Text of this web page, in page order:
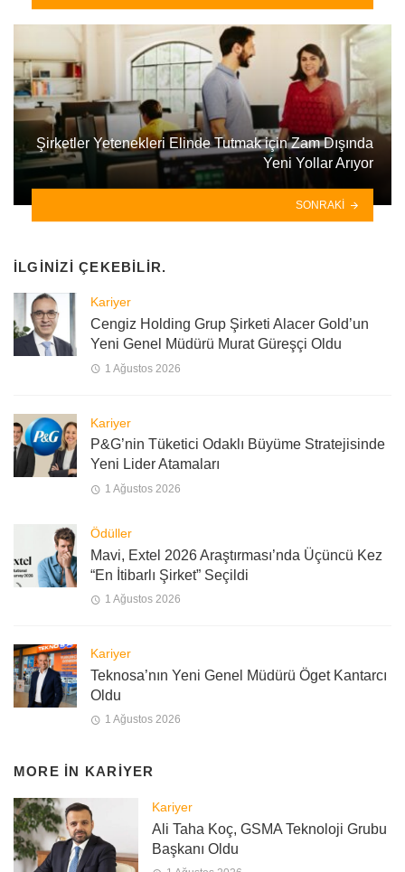
Şirketler Yetenekleri Elinde Tutmak için Zam Dışında
Yeni Yollar Arıyor
SONRAKI
İLGINIZI ÇEKEBILIR.
Kariyer
Cengiz Holding Grup Şirketi Alacer Gold’un
Yeni Genel Müdürü Murat Güreşçi Oldu
1 Ağustos 2026
Kariyer
P&G’nin Tüketici Odaklı Büyüme Stratejisinde
Yeni Lider Atamaları
1 Ağustos 2026
Ödüller
Mavi, Extel 2026 Araştırması’nda Üçüncü Kez
“En İtibarlı Şirket” Seçildi
1 Ağustos 2026
Kariyer
Teknosa’nın Yeni Genel Müdürü Öget Kantarcı
Oldu
1 Ağustos 2026
MORE IN KARIYER
Kariyer
Ali Taha Koç, GSMA Teknoloji Grubu
Başkanı Oldu